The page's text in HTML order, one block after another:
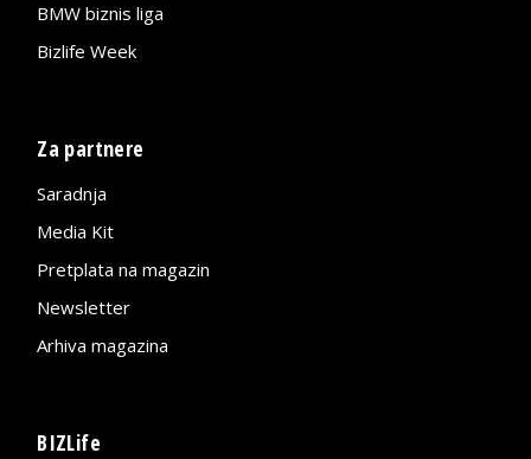
BMW biznis liga
Bizlife Week
Za partnere
Saradnja
Media Kit
Pretplata na magazin
Newsletter
Arhiva magazina
BIZLife